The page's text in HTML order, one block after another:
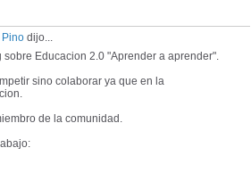
Pino dijo...
Educacion 2.0 "Aprender a aprender".
sino colaborar ya que en la
de la comunidad.